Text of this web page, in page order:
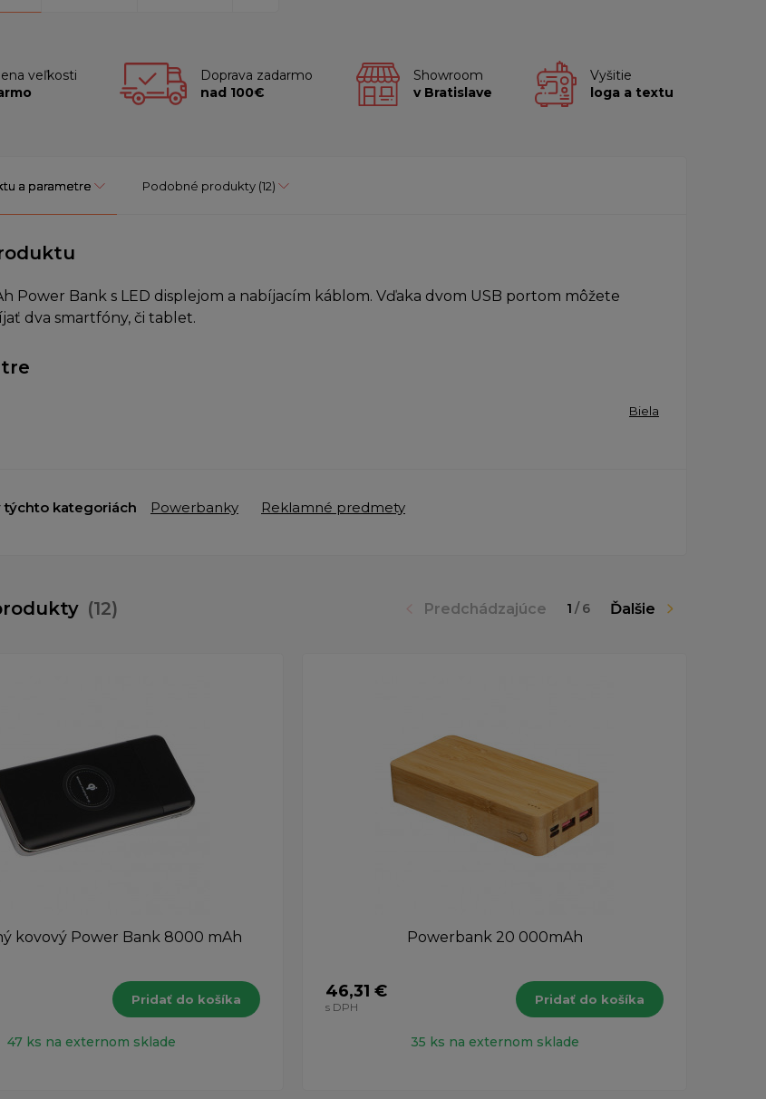
veľkosti
Doprava zadarmo
nad 100€
Showroom
v Bratislave
Vyšitie
loga a textu
a parametre Podobné produkty (12)
Power Bank s LED displejom a nabíjacím káblom. Vďaka dvom USB portom môžete
dva smartfóny, či tablet.
Biela
týchto kategoriách Powerbanky Reklamné predmety
(12) Predchádzajúce 1 / 6 Ďalšie
kovový Power Bank 8000 mAh
Pridať do košíka
47 ks na externom sklade
Powerbank 20 000mAh
46,31 €
s DPH
Pridať do košíka
35 ks na externom sklade